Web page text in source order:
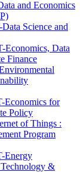
and Economics
Science and
Data
Finance
Economics for
Policy
of Things :
Program
Energy
&